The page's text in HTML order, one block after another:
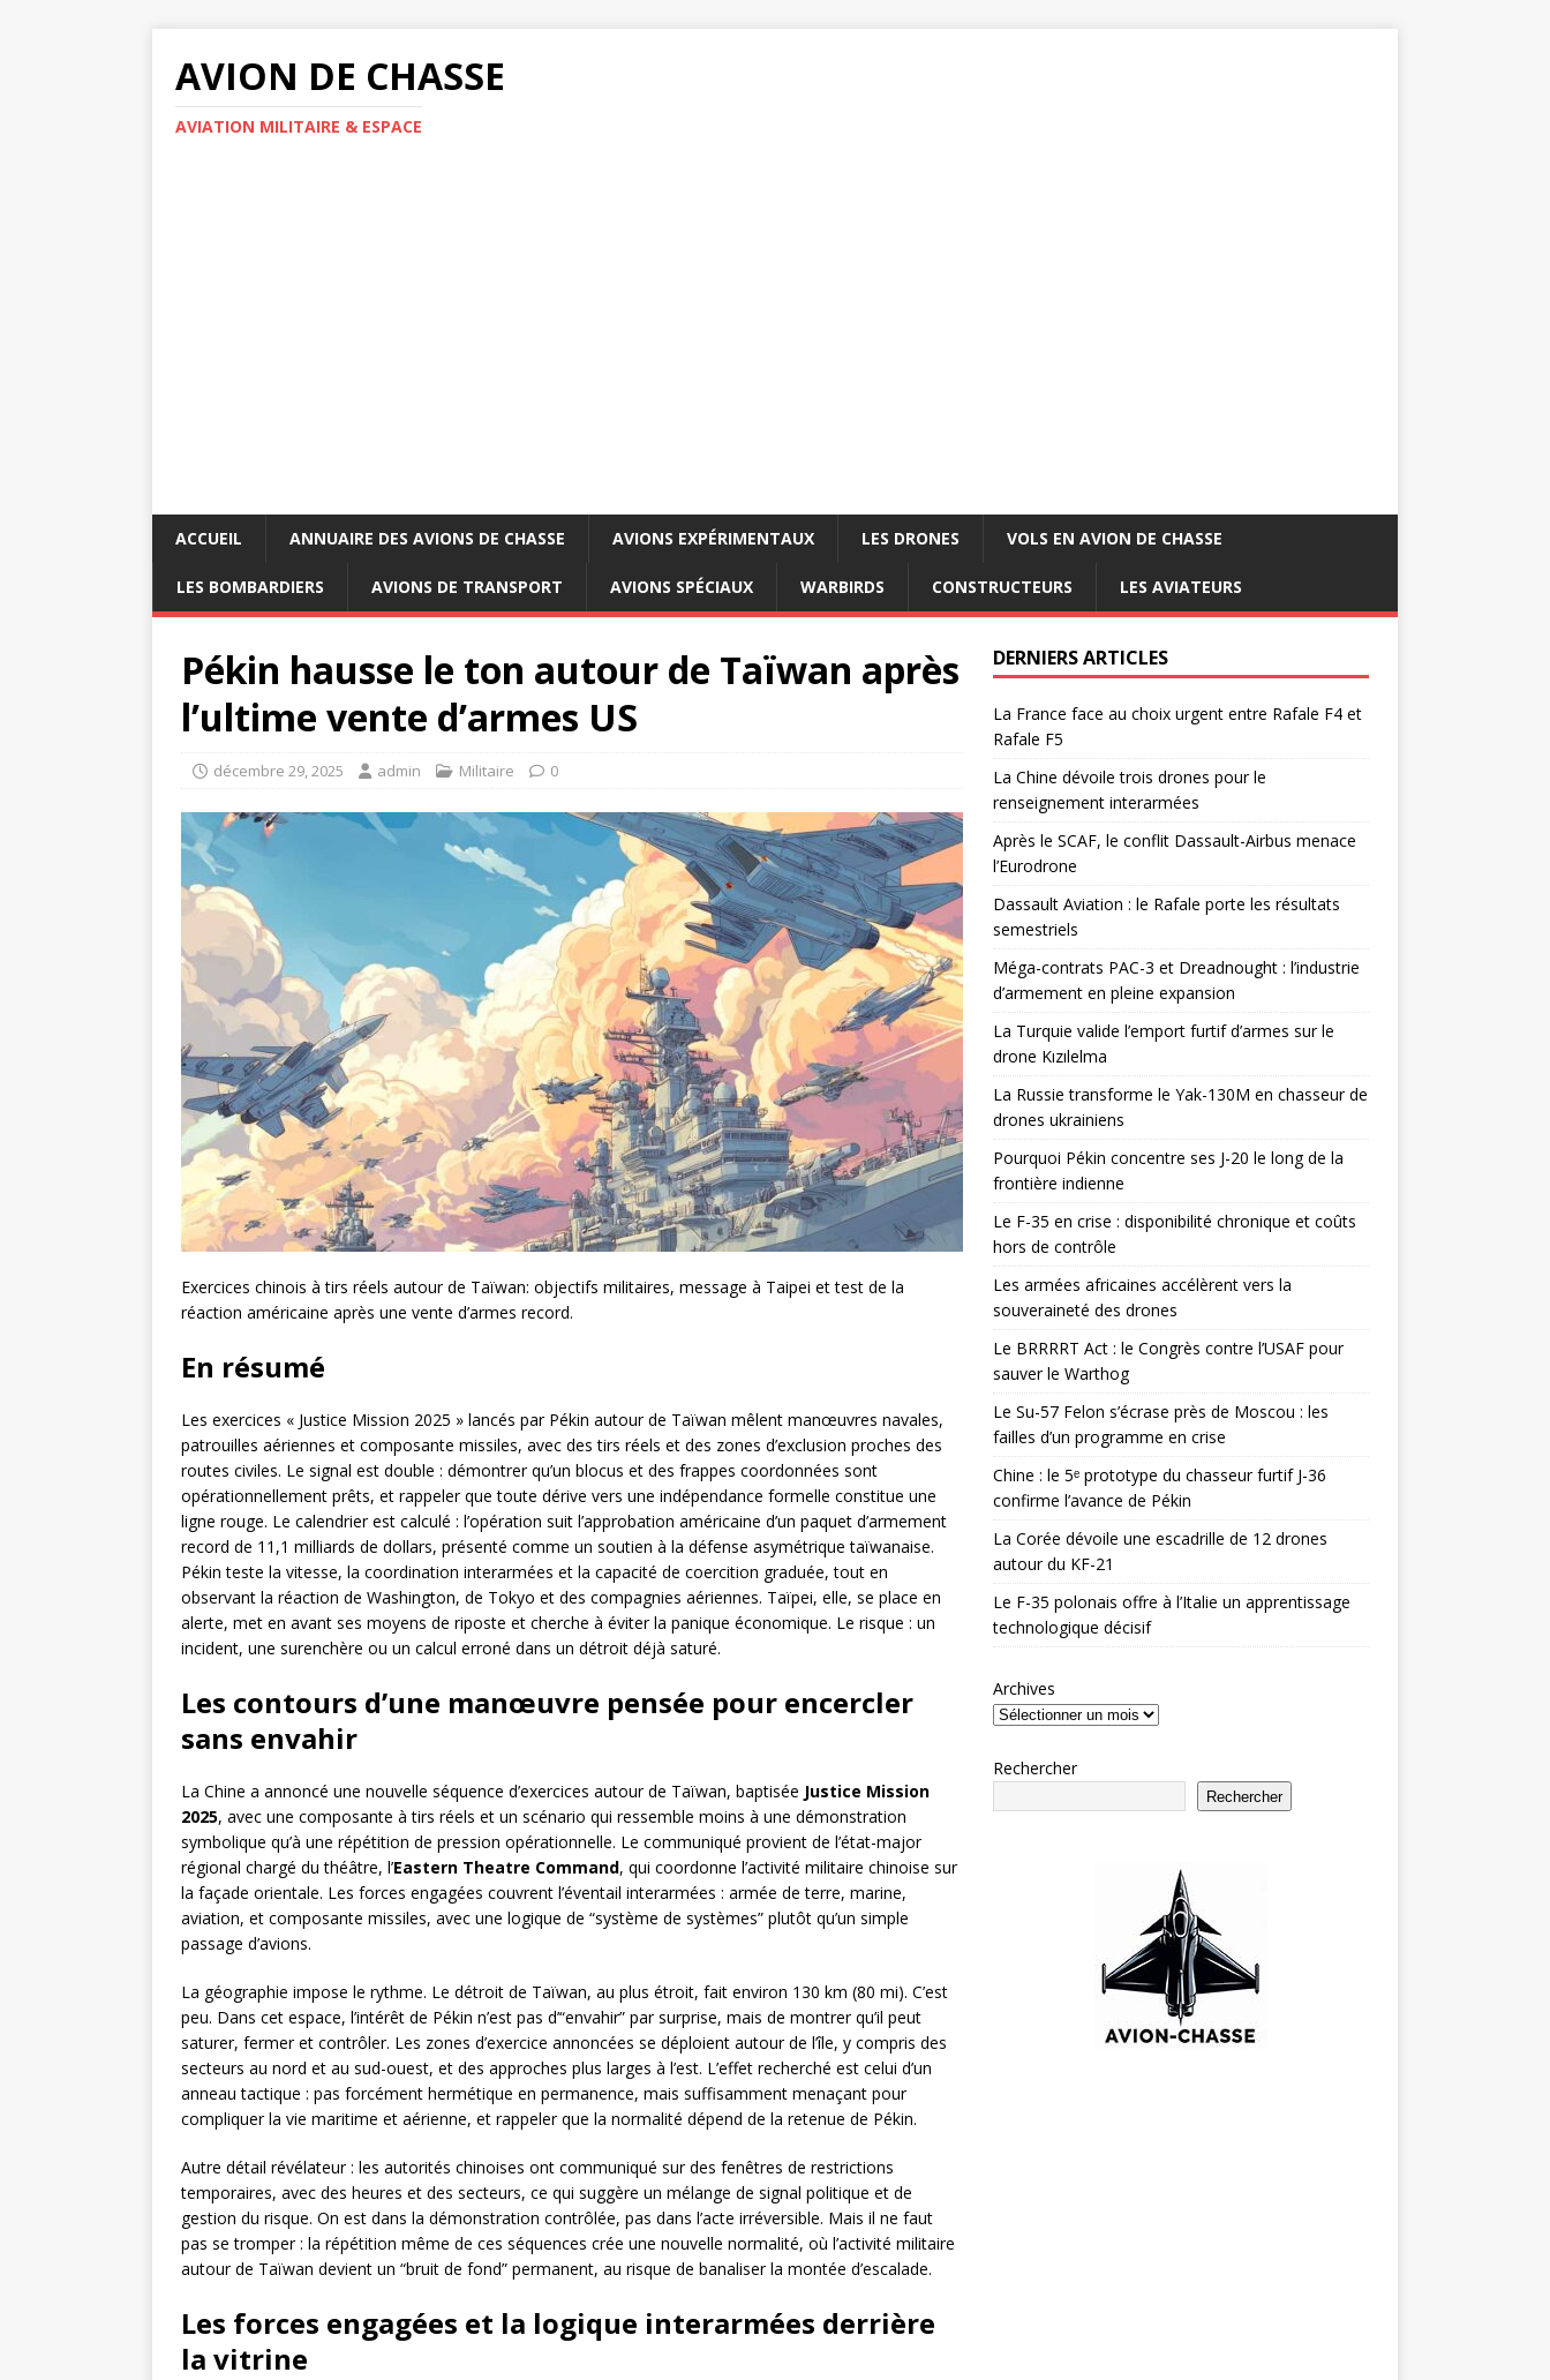
AVION DE CHASSE
AVIATION MILITAIRE & ESPACE
ACCUEIL ANNUAIRE DES AVIONS DE CHASSE AVIONS EXPÉRIMENTAUX LES DRONES VOLS EN AVION DE CHASSE
LES BOMBARDIERS AVIONS DE TRANSPORT AVIONS SPÉCIAUX WARBIRDS CONSTRUCTEURS LES AVIATEURS
Pékin hausse le ton autour de Taïwan après
l’ultime vente d’armes US
décembre 29, 2025 admin Militaire 0
Exercices chinois à tirs réels autour de Taïwan: objectifs militaires, message à Taipei et test de la
réaction américaine après une vente d’armes record.
En résumé
Les exercices « Justice Mission 2025 » lancés par Pékin autour de Taïwan mêlent manœuvres navales,
patrouilles aériennes et composante missiles, avec des tirs réels et des zones d’exclusion proches des
routes civiles. Le signal est double : démontrer qu’un blocus et des frappes coordonnées sont
opérationnellement prêts, et rappeler que toute dérive vers une indépendance formelle constitue une
ligne rouge. Le calendrier est calculé : l’opération suit l’approbation américaine d’un paquet d’armement
record de 11,1 milliards de dollars, présenté comme un soutien à la défense asymétrique taïwanaise.
Pékin teste la vitesse, la coordination interarmées et la capacité de coercition graduée, tout en
observant la réaction de Washington, de Tokyo et des compagnies aériennes. Taïpei, elle, se place en
alerte, met en avant ses moyens de riposte et cherche à éviter la panique économique. Le risque : un
incident, une surenchère ou un calcul erroné dans un détroit déjà saturé.
Les contours d’une manœuvre pensée pour encercler
sans envahir
La Chine a annoncé une nouvelle séquence d’exercices autour de Taïwan, baptisée Justice Mission
2025, avec une composante à tirs réels et un scénario qui ressemble moins à une démonstration
symbolique qu’à une répétition de pression opérationnelle. Le communiqué provient de l’état-major
régional chargé du théâtre, l’Eastern Theatre Command, qui coordonne l’activité militaire chinoise sur
la façade orientale. Les forces engagées couvrent l’éventail interarmées : armée de terre, marine,
aviation, et composante missiles, avec une logique de “système de systèmes” plutôt qu’un simple
passage d’avions.
La géographie impose le rythme. Le détroit de Taïwan, au plus étroit, fait environ 130 km (80 mi). C’est
peu. Dans cet espace, l’intérêt de Pékin n’est pas d’“envahir” par surprise, mais de montrer qu’il peut
saturer, fermer et contrôler. Les zones d’exercice annoncées se déploient autour de l’île, y compris des
secteurs au nord et au sud-ouest, et des approches plus larges à l’est. L’effet recherché est celui d’un
anneau tactique : pas forcément hermétique en permanence, mais suffisamment menaçant pour
compliquer la vie maritime et aérienne, et rappeler que la normalité dépend de la retenue de Pékin.
Autre détail révélateur : les autorités chinoises ont communiqué sur des fenêtres de restrictions
temporaires, avec des heures et des secteurs, ce qui suggère un mélange de signal politique et de
gestion du risque. On est dans la démonstration contrôlée, pas dans l’acte irréversible. Mais il ne faut
pas se tromper : la répétition même de ces séquences crée une nouvelle normalité, où l’activité militaire
autour de Taïwan devient un “bruit de fond” permanent, au risque de banaliser la montée d’escalade.
Les forces engagées et la logique interarmées derrière
la vitrine
DERNIERS ARTICLES
La France face au choix urgent entre Rafale F4 et
Rafale F5
La Chine dévoile trois drones pour le
renseignement interarmées
Après le SCAF, le conflit Dassault-Airbus menace
l’Eurodrone
Dassault Aviation : le Rafale porte les résultats
semestriels
Méga-contrats PAC-3 et Dreadnought : l’industrie
d’armement en pleine expansion
La Turquie valide l’emport furtif d’armes sur le
drone Kızılelma
La Russie transforme le Yak-130M en chasseur de
drones ukrainiens
Pourquoi Pékin concentre ses J-20 le long de la
frontière indienne
Le F-35 en crise : disponibilité chronique et coûts
hors de contrôle
Les armées africaines accélèrent vers la
souveraineté des drones
Le BRRRRT Act : le Congrès contre l’USAF pour
sauver le Warthog
Le Su-57 Felon s’écrase près de Moscou : les
failles d’un programme en crise
Chine : le 5ᵉ prototype du chasseur furtif J-36
confirme l’avance de Pékin
La Corée dévoile une escadrille de 12 drones
autour du KF-21
Le F-35 polonais offre à l’Italie un apprentissage
technologique décisif
Archives
Rechercher
Rechercher